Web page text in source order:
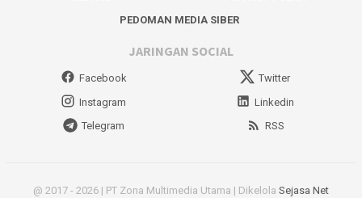
PEDOMAN MEDIA SIBER
JARINGAN SOCIAL
Facebook
Twitter
Instagram
Linkedin
Telegram
RSS
@ 2017 - 2026 | PT Zona Multimedia Utama | Dikelola Sejasa Net